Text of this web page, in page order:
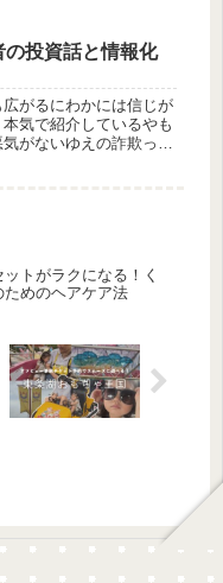
ライフを楽しみましょ
グは初心者が始めるア
たり。アウトドアのス
リングから！まずは簡
をスタートしてみまし
の投資話と情報化
がるにわかには信じが
気で紹介しているやも
気がないゆえの詐欺って
トがラクになる！く
ためのヘアケア法